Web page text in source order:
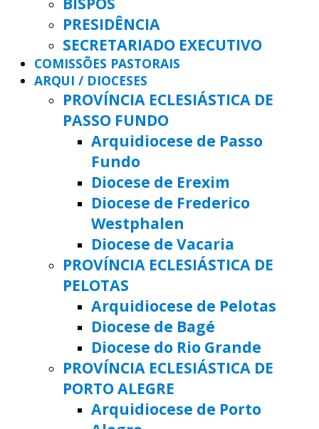
PRESIDÊNCIA
SECRETARIADO EXECUTIVO
COMISSÕES PASTORAIS
ARQUI / DIOCESES
PROVÍNCIA ECLESIÁSTICA DE
PASSO FUNDO
Arquidiocese de Passo
Fundo
Diocese de Erexim
Diocese de Frederico
Westphalen
Diocese de Vacaria
PROVÍNCIA ECLESIÁSTICA DE
PELOTAS
Arquidiocese de Pelotas
Diocese de Bagé
Diocese do Rio Grande
PROVÍNCIA ECLESIÁSTICA DE
PORTO ALEGRE
Arquidiocese de Porto